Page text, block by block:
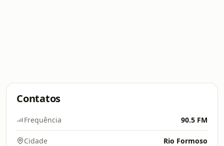
Contatos
Frequência 90.5 FM
Cidade Rio Formoso